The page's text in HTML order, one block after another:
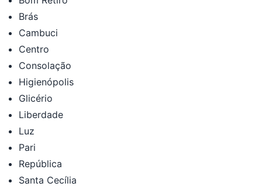
Brás
Cambuci
Centro
Consolação
Higienópolis
Glicério
Liberdade
Luz
Pari
República
Santa Cecília